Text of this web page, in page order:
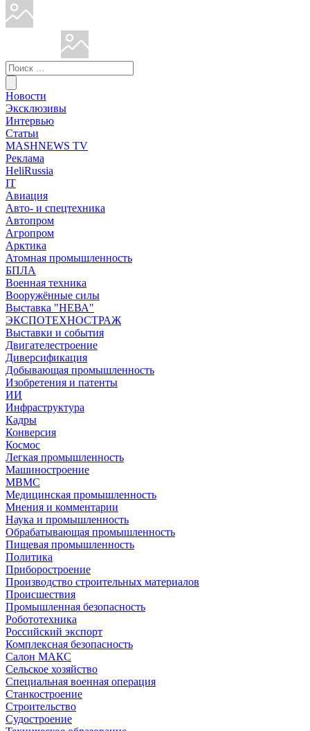
Новости
Эксклюзивы
Интервью
Статьи
MASHNEWS TV
Реклама
HeliRussia
IT
Авиация
Авто- и спецтехника
Автопром
Агропром
Арктика
Атомная промышленность
БПЛА
Военная техника
Вооружённые силы
Выставка "НЕВА"
ЭКСПОТЕХНОСТРАЖ
Выставки и события
Двигателестроение
Диверсификация
Добывающая промышленность
Изобретения и патенты
ИИ
Инфраструктура
Кадры
Конверсия
Космос
Легкая промышленность
Машиностроение
МВМС
Медицинская промышленность
Мнения и комментарии
Наука и промышленность
Обрабатывающая промышленность
Пищевая промышленность
Политика
Приборостроение
Производство строительных материалов
Происшествия
Промышленная безопасность
Робототехника
Российский экспорт
Комплексная безопасность
Салон МАКС
Сельское хозяйство
Специальная военная операция
Станкостроение
Строительство
Судостроение